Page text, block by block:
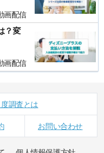
画配信
？変
画配信
調査とは
お問い合わせ